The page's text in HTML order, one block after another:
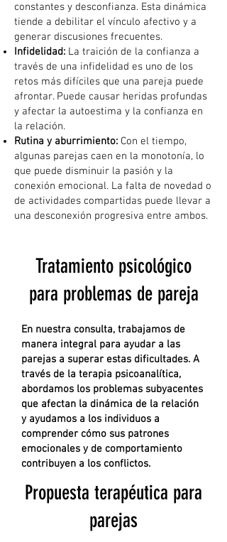
constantes y desconfianza. Esta dinámica
tiende a debilitar el vínculo afectivo y a
generar discusiones frecuentes.
Infidelidad: La traición de la confianza a
través de una infidelidad es uno de los
retos más difíciles que una pareja puede
afrontar. Puede causar heridas profundas
y afectar la autoestima y la confianza en
la relación.
Rutina y aburrimiento: Con el tiempo,
algunas parejas caen en la monotonía, lo
que puede disminuir la pasión y la
conexión emocional. La falta de novedad o
de actividades compartidas puede llevar a
una desconexión progresiva entre ambos.
Tratamiento psicológico
para problemas de pareja
En nuestra consulta, trabajamos de
manera integral para ayudar a las
parejas a superar estas dificultades. A
través de la terapia psicoanalítica,
abordamos los problemas subyacentes
que afectan la dinámica de la relación
y ayudamos a los individuos a
comprender cómo sus patrones
emocionales y de comportamiento
contribuyen a los conflictos.
Propuesta terapéutica para
parejas